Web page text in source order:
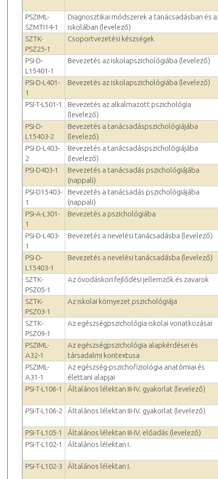
PSZIML-
SZMTI14-1
Diagnosztikai módszerek a tanácsadásban és
iskolában (levelező)
SZTK-
PSZ25-1
Csoportvezetési készségek
PSI-D-
L15401-1
Bevezetés az iskolapszichológiába (levelező)
PSI-D-L401-
1
Bevezetés az iskolapszichológiába (levelező)
PSI-T-L501-1
Bevezetés az alkalmazott pszichológia
(levelező)
PSI-D-
L15403-2
Bevezetés a tanácsadáspszichológiájába
(levelező)
PSI-D-L403-
2
Bevezetés a tanácsadáspszichológiájába
(levelező)
PSI-D403-1
Bevezetés a tanácsadás pszichológiájába
(nappali)
PSI-D15403-
1
Bevezetés a tanácsadás pszichológiájába
(nappali)
PSI-A-L301-
1
Bevezetés a pszichológiába
PSI-D-L403-
1
Bevezetés a nevelési tanácsadásba (levelező)
PSI-D-
L15403-1
Bevezetés a nevelési tanácsadásba (levelező)
SZTK-
PSZ05-1
Az óvodáskori fejlődési jellemzők és zavarok
SZTK-
PSZ03-1
Az iskolai környezet pszichológiája
SZTK-
PSZ09-1
Az egészségpszichológia iskolai vonatkozásai
PSZIML-
A32-1
Az egészségpszichológia alapkérdései és
társadalmi kontextusa
PSZIML-
A31-1
Az egészség-pszichofiziológia anatómiai és
élettani alapjai
PSI-T-L106-1
Általános lélektan III-IV. gyakorlat (levelező)
PSI-T-L106-2 Általános lélektan III-IV. gyakorlat (levelező)
PSI-T-L105-1
Általános lélektan III-IV. előadás (levelező)
PSI-T-L102-1
Általános lélektan I.
PSI-T-L102-3 Általános lélektan I.